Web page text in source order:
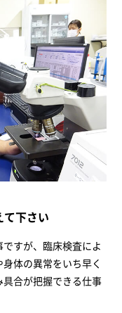
下さい
すが、臨床検査によ
体の異常をいち早く
合が把握できる仕事